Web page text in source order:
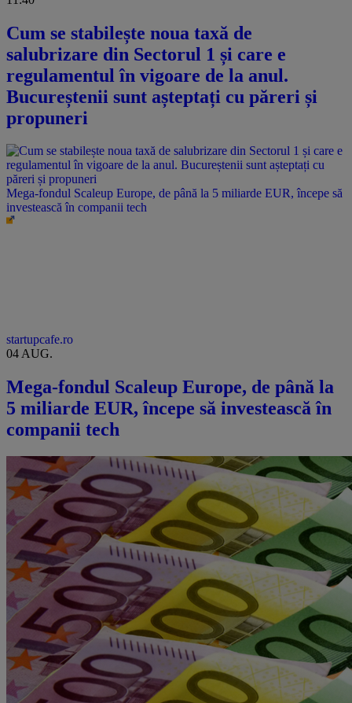
Cum se stabilește noua taxă de
salubrizare din Sectorul 1 și care e
regulamentul în vigoare de la anul.
Bucureștenii sunt așteptați cu păreri și
propuneri
Mega-fondul Scaleup Europe, de până la 5 miliarde EUR, începe să
investească în companii tech
startupcafe.ro
04 AUG.
Mega-fondul Scaleup Europe, de până la
5 miliarde EUR, începe să investească în
companii tech